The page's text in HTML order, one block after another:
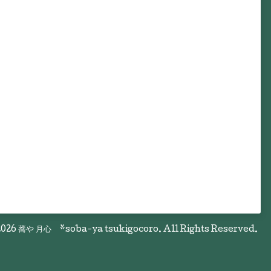
蕎や 月心 *soba-ya tsukigocoro. All Rights Reserved.